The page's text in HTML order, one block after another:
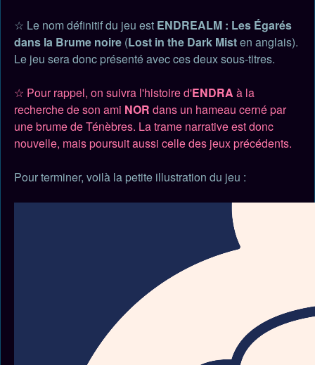
☆ Le nom définitif du jeu est ENDREALM : Les Égarés
dans la Brume noire (Lost in the Dark Misten anglais).
Le jeu sera donc présenté avec ces deux sous-titres.
☆ Pour rappel, on suivra l'histoire d'ENDRA à la
recherche de son ami NOR dans un hameau cerné par
une brume de Ténèbres. La trame narrative est donc
nouvelle, mais poursuit aussi celle des jeux précédents.
Pour terminer, voilà la petite illustration du jeu :